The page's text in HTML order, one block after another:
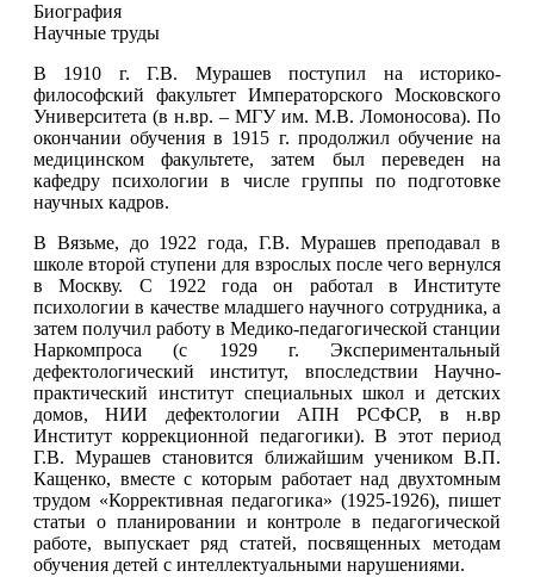
Биография
Научные труды
В 1910 г. Г.В. Мурашев поступил на историко-
философский факультет Императорского Московского
Университета (в н.вр. – МГУ им. М.В. Ломоносова). По
окончании обучения в 1915 г. продолжил обучение на
медицинском факультете, затем был переведен на
кафедру психологии в числе группы по подготовке
научных кадров.
В Вязьме, до 1922 года, Г.В. Мурашев преподавал в
школе второй ступени для взрослых после чего вернулся
в Москву. С 1922 года он работал в Институте
психологии в качестве младшего научного сотрудника, а
затем получил работу в Медико-педагогической станции
Наркомпроса (с 1929 г. Экспериментальный
дефектологический институт, впоследствии Научно-
практический институт специальных школ и детских
домов, НИИ дефектологии АПН РСФСР, в н.вр
Институт коррекционной педагогики). В этот период
Г.В. Мурашев становится ближайшим учеником В.П.
Кащенко, вместе с которым работает над двухтомным
трудом «Коррективная педагогика» (1925-1926), пишет
статьи о планировании и контроле в педагогической
работе, выпускает ряд статей, посвященных методам
обучения детей с интеллектуальными нарушениями.